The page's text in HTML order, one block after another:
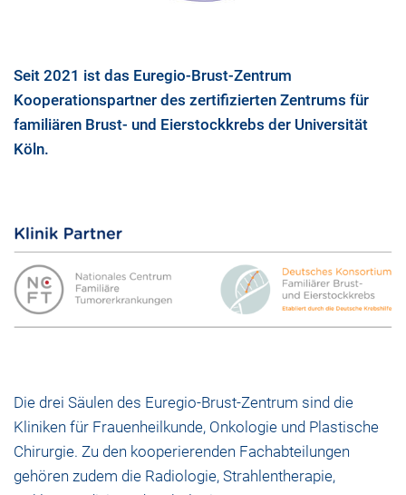
Seit 2021 ist das Euregio-Brust-Zentrum
Kooperationspartner des zertifizierten Zentrums für
familiären Brust- und Eierstockkrebs der Universität
Köln.
Die drei Säulen des Euregio-Brust-Zentrum sind die
Kliniken für Frauenheilkunde, Onkologie und Plastische
Chirurgie. Zu den kooperierenden Fachabteilungen
gehören zudem die Radiologie, Strahlentherapie,